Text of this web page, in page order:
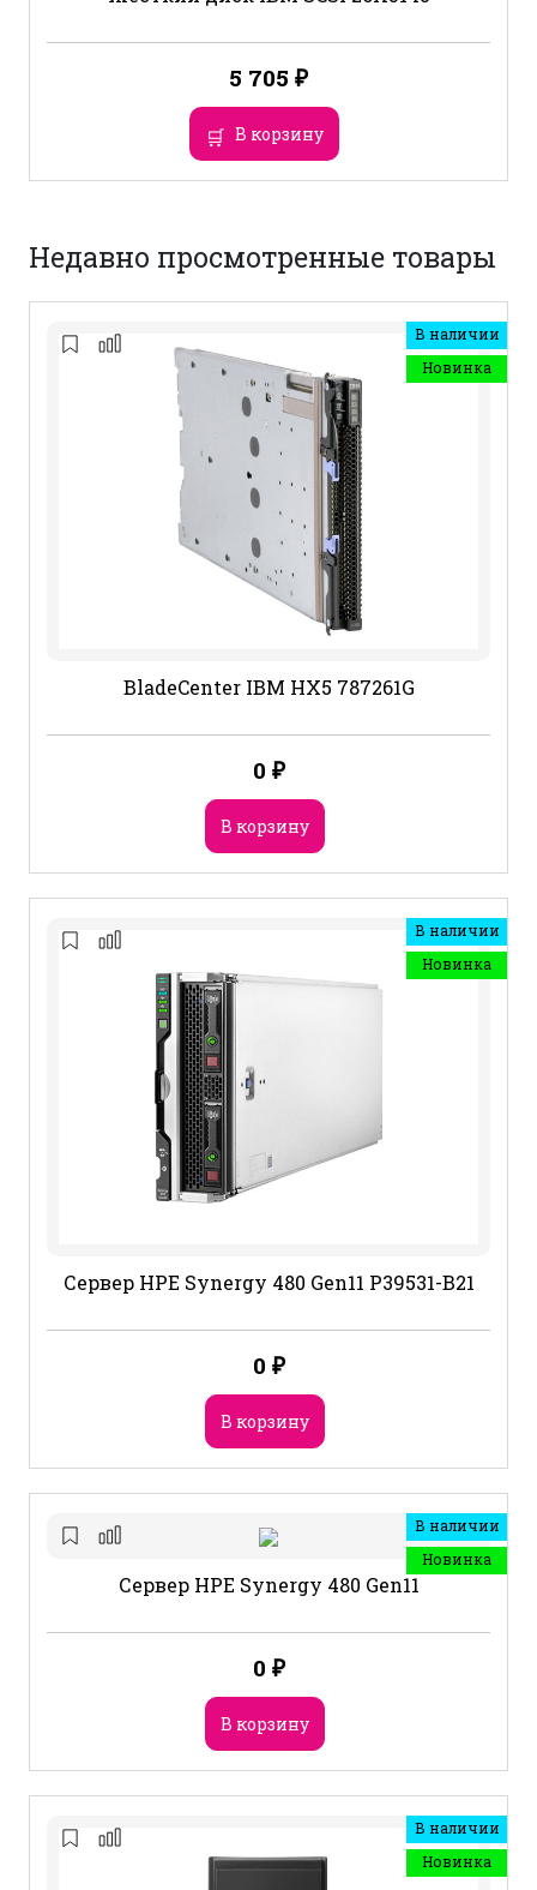
5 705 ₽
В корзину
Недавно просмотренные товары
В наличии
Новинка
BladeCenter IBM HX5 787261G
0 ₽
В корзину
В наличии
Новинка
Сервер HPE Synergy 480 Gen11 P39531-B21
0 ₽
В корзину
В наличии
Новинка
Сервер HPE Synergy 480 Gen11
0 ₽
В корзину
В наличии
Новинка